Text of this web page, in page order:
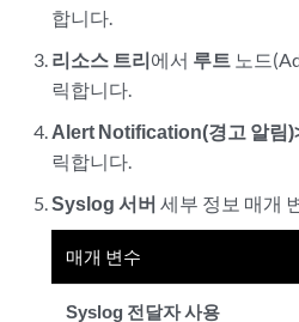
합니다.
리소스 트리에서 루트 노드
릭합니다.
Alert Notification(경고 알림
릭합니다.
Syslog 서버 세부 정보 매개
매개 변수
Syslog 전달자 사용